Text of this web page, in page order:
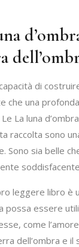
di
che una
La luna
raccolta sono
Sono sia belle
leggere libro è
possa essere
come
dell’ombra e il